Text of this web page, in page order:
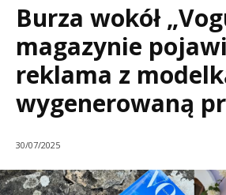
Burza wokół
magazynie
reklama z
wygenerowaną
30/07/2025